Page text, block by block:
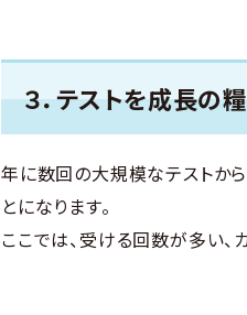
３．テストを成長の
年に数回の大規模なテストから
とになります。
ここでは、受ける回数が多い、